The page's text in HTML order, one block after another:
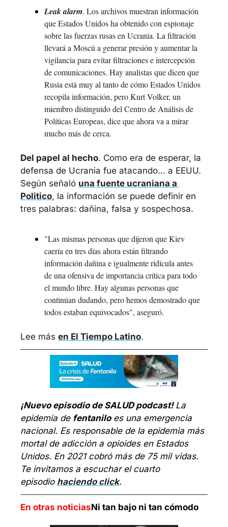
Leak alarm. Los archivos muestran información
que Estados Unidos ha obtenido con espionaje
sobre las fuerzas rusas en Ucrania. La filtración
llevará a Moscú a generar presión y aumentar la
vigilancia para evitar filtraciones e intercepción
de comunicaciones. Hay analistas que dicen que
Rusia está muy al tanto de cómo Estados Unidos
recopila información, pero Kurt Volker, un
miembro distinguido del Centro de Análisis de
Políticas Europeas, dice que ahora va a mirar
mucho más de cerca.
Del papel al hecho. Como era de esperar, la
defensa de Ucrania fue atacando… a EEUU.
Según señaló una fuente ucraniana a
Politico, la información se puede definir en
tres palabras: dañina, falsa y sospechosa.
"Las mismas personas que dijeron que Kiev
caería en tres días ahora están filtrando
información dañina e igualmente ridícula antes
de una ofensiva de importancia crítica para todo
el mundo libre. Hay algunas personas que
continúan dudando, pero hemos demostrado que
todos estaban equivocados", aseguró.
Lee más en El Tiempo Latino.
¡Nuevo episodio de SALUD podcast! La
epidemia de fentanilo es una emergencia
nacional. Es responsable de la epidemia más
mortal de adicción a opioides en Estados
Unidos. En 2021 cobró más de 75 mil vidas.
Te invitamos a escuchar el cuarto
episodio haciendo click.
En otras noticiasNi tan bajo ni tan cómodo